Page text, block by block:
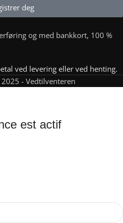
deg
og med bankkort, 100 %
ved levering eller ved henting.
- Vedtilventeren
est actif